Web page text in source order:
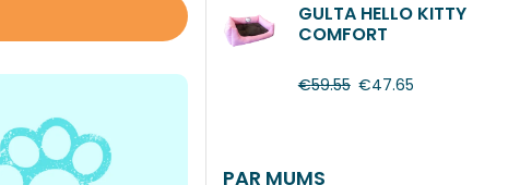
GULTA HELLO KITTY
COMFORT
€59.55 €47.65
PAR MUMS